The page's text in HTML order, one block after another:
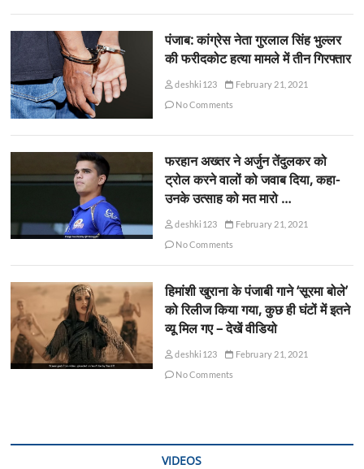
पंजाब: कांग्रेस नेता गुरलाल सिंह भुल्लर
की फरीदकोट हत्या मामले में तीन गिरफ्तार
deshki123
February 21, 2021
No Comments
फरहान अख्तर ने अर्जुन तेंदुलकर को
ट्रोल करने वालों को जवाब दिया, कहा-
उनके उत्साह को मत मारो …
deshki123
February 21, 2021
No Comments
हिमांशी खुराना के पंजाबी गाने ‘सूरमा बोले’
को रिलीज किया गया, कुछ ही घंटों में इतने
व्यू मिल गए – देखें वीडियो
deshki123
February 21, 2021
No Comments
VIDEOS